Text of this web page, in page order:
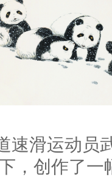
速滑运动员
，创作了